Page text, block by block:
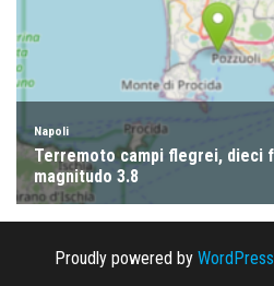
Proudly powered by WordPress